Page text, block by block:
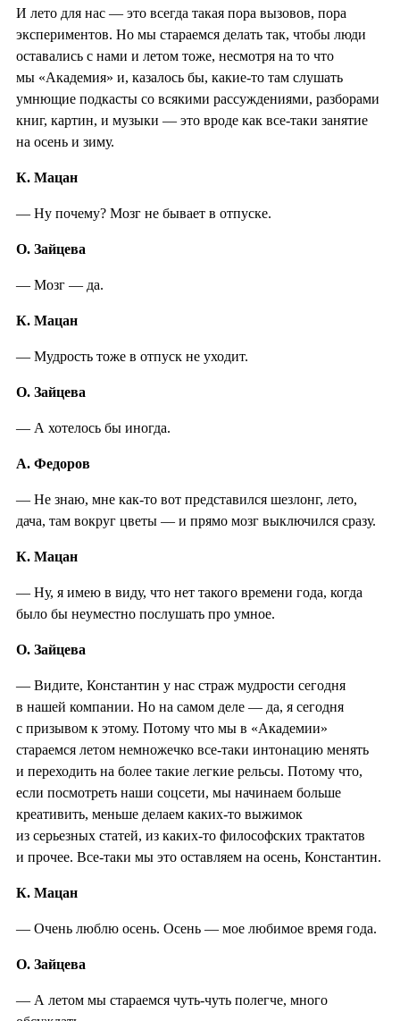
И лето для нас — это всегда такая пора вызовов, пора
экспериментов. Но мы стараемся делать так, чтобы люди
оставались с нами и летом тоже, несмотря на то что
мы «Академия» и, казалось бы, какие-то там слушать
умнющие подкасты со всякими рассуждениями, разборами
книг, картин, и музыки — это вроде как все-таки занятие
на осень и зиму.
К. Мацан
— Ну почему? Мозг не бывает в отпуске.
О. Зайцева
— Мозг — да.
К. Мацан
— Мудрость тоже в отпуск не уходит.
О. Зайцева
— А хотелось бы иногда.
А. Федоров
— Не знаю, мне как-то вот представился шезлонг, лето,
дача, там вокруг цветы — и прямо мозг выключился сразу.
К. Мацан
— Ну, я имею в виду, что нет такого времени года, когда
было бы неуместно послушать про умное.
О. Зайцева
— Видите, Константин у нас страж мудрости сегодня
в нашей компании. Но на самом деле — да, я сегодня
с призывом к этому. Потому что мы в «Академии»
стараемся летом немножечко все-таки интонацию менять
и переходить на более такие легкие рельсы. Потому что,
если посмотреть наши соцсети, мы начинаем больше
креативить, меньше делаем каких-то выжимок
из серьезных статей, из каких-то философских трактатов
и прочее. Все-таки мы это оставляем на осень, Константин.
К. Мацан
— Очень люблю осень. Осень — мое любимое время года.
О. Зайцева
— А летом мы стараемся чуть-чуть полегче, много